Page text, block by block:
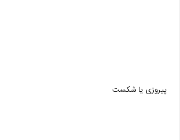
پیروزی یا شکست